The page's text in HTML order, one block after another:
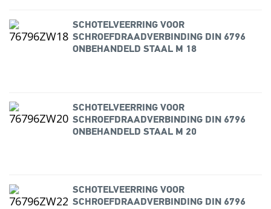
SCHOTELVEERRING VOOR
SCHROEFDRAADVERBINDING DIN 6796
ONBEHANDELD STAAL M 18
SCHOTELVEERRING VOOR
SCHROEFDRAADVERBINDING DIN 6796
ONBEHANDELD STAAL M 20
SCHOTELVEERRING VOOR
SCHROEFDRAADVERBINDING DIN 6796